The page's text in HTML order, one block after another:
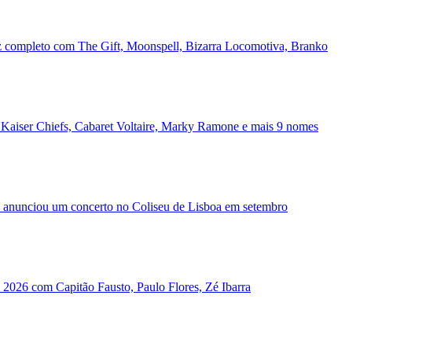
completo com The Gift, Moonspell, Bizarra Locomotiva, Branko
Chiefs, Cabaret Voltaire, Marky Ramone e mais 9 nomes
um concerto no Coliseu de Lisboa em setembro
com Capitão Fausto, Paulo Flores, Zé Ibarra